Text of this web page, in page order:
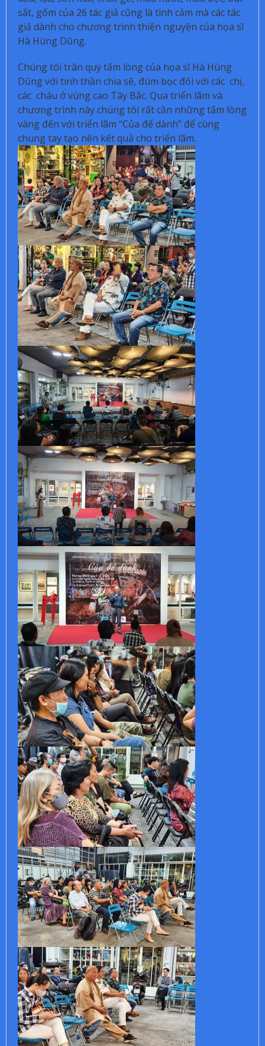
sắt, gốm của 26 tác giả cũng là tình cảm mà các tác
giả dành cho chương trình thiện nguyện của họa sĩ
Hà Hùng Dũng.
Chúng tôi trân quý tấm lòng của họa sĩ Hà Hùng
Dũng với tinh thần chia sẽ, đùm bọc đối với các chị,
các cháu ở vùng cao Tây Bắc. Qua triển lãm và
chương trình này chúng tôi rất cần những tấm lòng
vàng đến với triển lãm “Của để dành” để cùng
chung tay tạo nên kết quả cho triển lãm.